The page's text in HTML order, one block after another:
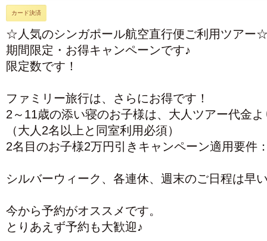
カード決済
☆人気のシンガポール航空直行便ご利用ツアー
期間限定・お得キャンペーンです♪
限定数です！
ファミリー旅行は、さらにお得です！
2～11歳の添い寝のお子様は、大人ツアー代金
（大人2名以上と同室利用必須）
2名目のお子様2万円引きキャンペーン適用要件
シルバーウィーク、各連休、週末のご日程は早
今から予約がオススメです。
とりあえず予約も大歓迎♪